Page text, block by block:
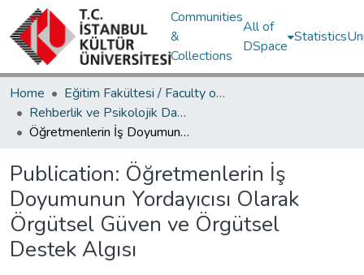
Communities
&
Collections
All of
DSpace
Statistics
Home
Eğitim Fakültesi / Faculty of Education
Rehberlik ve Psikolojik Danışmanlık Bölümü / Department of Psychological Counseling and Guidance
Öğretmenlerin İş Doyumunun Yordayıcısı Olarak Örgütsel Güven ve Örgütsel Destek Algısı
Publication: Öğretmenlerin İş
Doyumunun Yordayıcısı Olarak
Örgütsel Güven ve Örgütsel
Destek Algısı